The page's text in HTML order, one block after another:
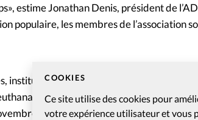
COOKIES
Ce site utilise des cookies pour
votre expérience utilisateur et vous
estime Jonathan Denis, président de
populaire, les membres de l’association
institutions comme pratiquants,
de la GPA ou encore de
dernier.